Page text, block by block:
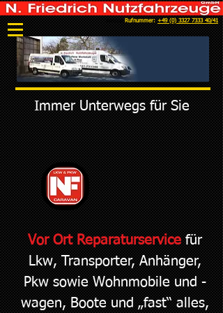
Rufnummer: +49 (0) 3327 7333 40/41
Immer Unterwegs für Sie
Vor Ort Reparaturservice für
Lkw, Transporter, Anhänger,
Pkw sowie Wohnmobile und -
wagen, Boote und „fast“ alles,